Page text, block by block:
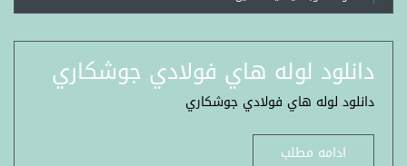
دانلود لوله هاي فولادي جوشكاري
دانلود لوله هاي فولادي جوشكاري
ادامه مطلب